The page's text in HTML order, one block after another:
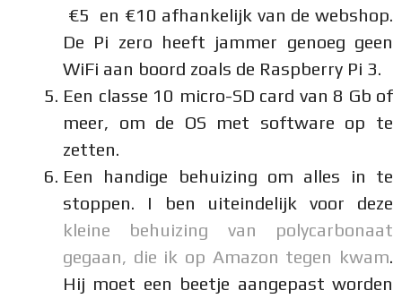
€5 en €10 afhankelijk van de webshop.
De Pi zero heeft jammer genoeg geen
WiFi aan boord zoals de Raspberry Pi 3.
Een classe 10 micro-SD card van 8 Gb of
meer, om de OS met software op te
zetten.
Een handige behuizing om alles in te
stoppen. I ben uiteindelijk voor deze
kleine behuizing van polycarbonaat
gegaan, die ik op Amazon tegen kwam.
Hij moet een beetje aangepast worden